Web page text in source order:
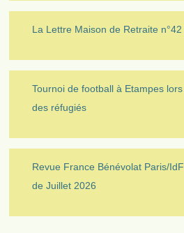
La Lettre Maison de Retraite n°42
Tournoi de football à Etampes
des réfugiés
Revue France Bénévolat Paris/
de Juillet 2026